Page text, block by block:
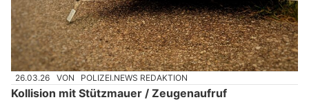
26.03.26 VON POLIZEI.NEWS REDAKTION
Kollision mit Stützmauer / Zeugenaufruf